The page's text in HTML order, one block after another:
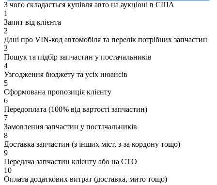
З чого складається купівля авто на аукціоні в США
1
Запит від клієнта
2
Дані про VIN-код автомобіля та перелік потрібних запчастин
3
Пошук та підбір запчастин у постачальників
4
Узгодження бюджету та усіх нюансів
5
Сформована пропозиція клієнту
6
Передоплата (100% від вартості запчастин)
7
Замовлення запчастин у постачальників
8
Доставка запчастин (з інших міст, з-за кордону тощо)
9
Передача запчастин клієнту або на СТО
10
Оплата додаткових витрат (доставка, мито тощо)